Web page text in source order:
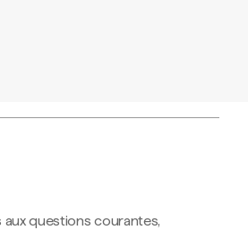
questions courantes,